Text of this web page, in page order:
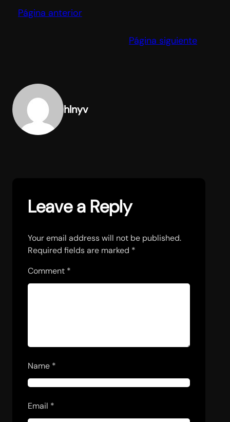
Página anterior
Página siguiente
hlnyv
Leave a Reply
Your email address will not be published.
Required fields are marked *
Comment *
Name *
Email *